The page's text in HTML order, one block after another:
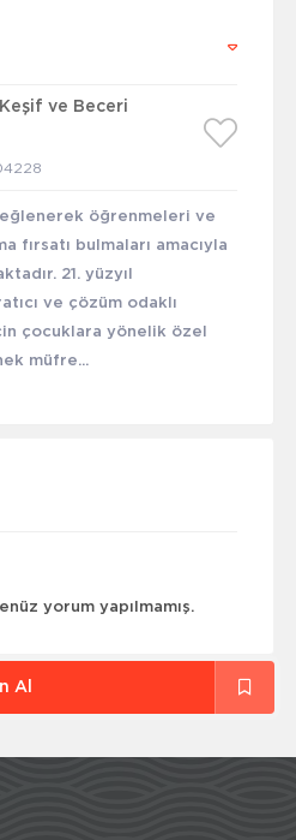
ve Beceri
eğlenerek öğrenmeleri ve
fırsatı bulmaları amacıyla
21. yüzyıl
ve çözüm odaklı
çocuklara yönelik özel
müfre...
yorum yapılmamış.
Al